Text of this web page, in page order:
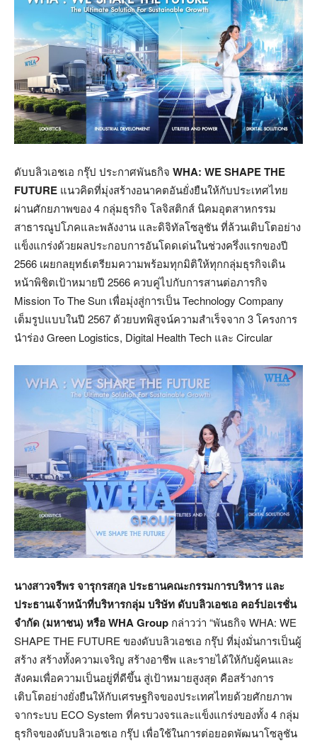
ดับบลิวเอชเอ กรุ๊ป ประกาศพันธกิจ WHA: WE SHAPE THE
FUTURE แนวคิดที่มุ่งสร้างอนาคตอันยั่งยืนให้กับประเทศไทย
ผ่านศักยภาพของ 4 กลุ่มธุรกิจ โลจิสติกส์ นิคมอุตสาหกรรม
สาธารณูปโภคและพลังงาน และดิจิทัลโซลูชัน ที่ล้วนเติบโตอย่าง
แข็งแกร่งด้วยผลประกอบการอันโดดเด่นในช่วงครึ่งแรกของปี
2566 เผยกลยุทธ์เตรียมความพร้อมทุกมิติให้ทุกกลุ่มธุรกิจเดิน
หน้าพิชิตเป้าหมายปี 2566 ควบคู่ไปกับการสานต่อภารกิจ
Mission To The Sun เพื่อมุ่งสู่การเป็น Technology Company
เต็มรูปแบบในปี 2567 ด้วยบทพิสูจน์ความสำเร็จจาก 3 โครงการ
นำร่อง Green Logistics, Digital Health Tech และ Circular
นางสาวจรีพร จารุกรสกุล ประธานคณะกรรมการบริหาร และ
ประธานเจ้าหน้าที่บริหารกลุ่ม บริษัท ดับบลิวเอชเอ คอร์ปอเรชั่น
จำกัด (มหาชน) หรือWHA Group กล่าวว่า “พันธกิจ WHA: WE
SHAPE THE FUTURE ของดับบลิวเอชเอ กรุ๊ป ที่มุ่งมั่นการเป็นผู้
สร้าง สร้างทั้งความเจริญ สร้างอาชีพ และรายได้ให้กับผู้คนและ
สังคมเพื่อความเป็นอยู่ที่ดีขึ้น สู่เป้าหมายสูงสุด คือสร้างการ
เติบโตอย่างยั่งยืนให้กับเศรษฐกิจของประเทศไทยด้วยศักยภาพ
จากระบบ ECO System ที่ครบวงจรและแข็งแกร่งของทั้ง 4 กลุ่ม
ธุรกิจของดับบลิวเอชเอ กรุ๊ป เพื่อใช้ในการต่อยอดพัฒนาโซลูชัน